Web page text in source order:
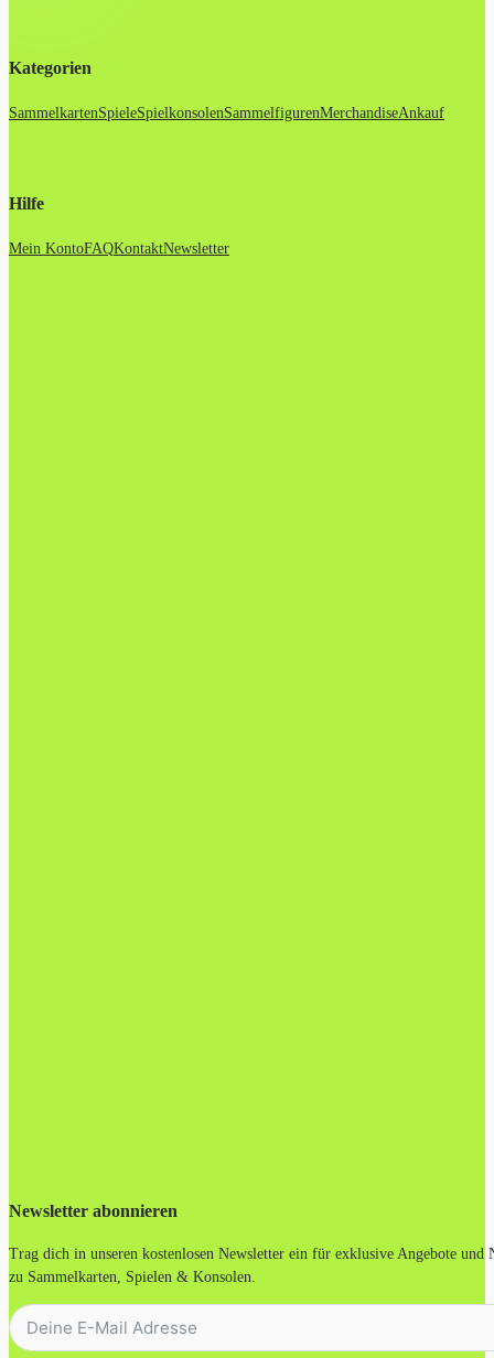
Kategorien
SammelkartenSpieleSpielkonsolenSammelfigurenMerchandiseAnkauf
Hilfe
Mein KontoFAQKontaktNewsletter
Newsletter abonnieren
Trag dich in unseren kostenlosen Newsletter ein für exklusive Angebote und
zu Sammelkarten, Spielen & Konsolen.